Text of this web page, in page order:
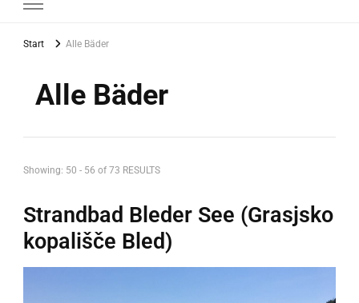
Start Alle Bäder
Alle Bäder
Showing: 50 - 56 of 73 RESULTS
Strandbad Bleder See (Grasjsko
kopališče Bled)